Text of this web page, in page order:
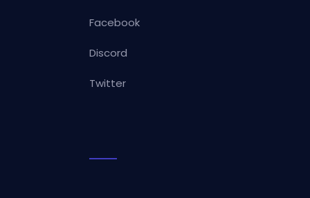
Facebook
Discord
Twitter